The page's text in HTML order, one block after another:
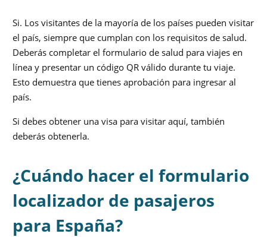
Si. Los visitantes de la mayoría de los países pueden visitar
el país, siempre que cumplan con los requisitos de salud.
Deberás completar el formulario de salud para viajes en
línea y presentar un código QR válido durante tu viaje.
Esto demuestra que tienes aprobación para ingresar al
país.
Si debes obtener una visa para visitar aquí, también
deberás obtenerla.
¿Cuándo hacer el formulario
localizador de pasajeros
para España?